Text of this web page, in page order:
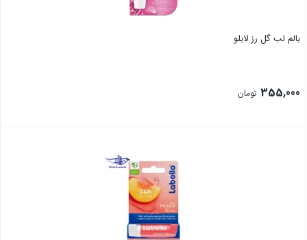
بالم لب گل رز لابلو
355,000 تومان